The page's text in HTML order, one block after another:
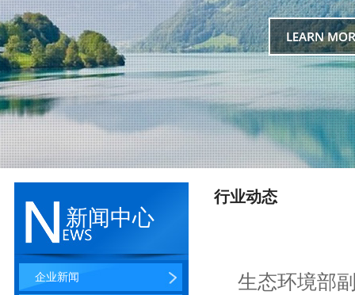
新闻中心
企业新闻
行业动态
生态环境部副